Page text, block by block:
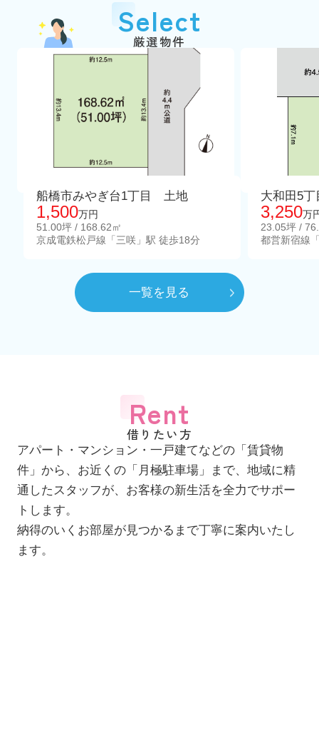
Select
厳選物件
船橋市みやぎ台1丁目 土地
1,500万円
51.00坪 / 168.62㎡
京成電鉄松戸線「三咲」駅 徒歩18分
大和田5
3,250万
23.05坪 /
都営新宿線
一覧を見る
Rent
借りたい方
アパート・マンション・一戸建てなどの「賃貸物
件」から、お近くの「月極駐車場」まで、地域に精
通したスタッフが、お客様の新生活を全力でサポー
トします。
納得のいくお部屋が見つかるまで丁寧に案内いたし
ます。